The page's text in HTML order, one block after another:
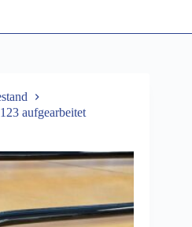
aufgearbeitet